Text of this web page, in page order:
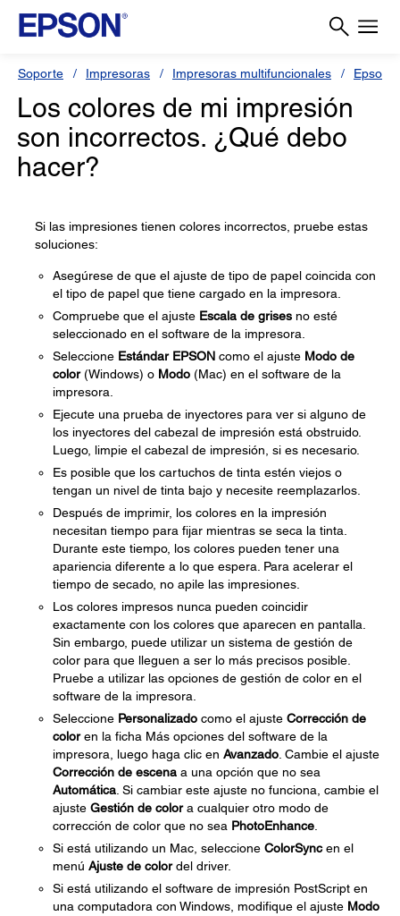
Soporte Impresoras Impresoras multifuncionales Epson
Los colores de mi impresión
son incorrectos. ¿Qué debo
hacer?
Si las impresiones tienen colores incorrectos, pruebe estas
soluciones:
Asegúrese de que el ajuste de tipo de papel coincida con
el tipo de papel que tiene cargado en la impresora.
Compruebe que el ajuste Escala de grises no esté
seleccionado en el software de la impresora.
Seleccione Estándar EPSON como el ajuste Modo de
color(Windows) o Modo (Mac) en el software de la
impresora.
Ejecute una prueba de inyectores para ver si alguno de
los inyectores del cabezal de impresión está obstruido.
Luego, limpie el cabezal de impresión, si es necesario.
Es posible que los cartuchos de tinta estén viejos o
tengan un nivel de tinta bajo y necesite reemplazarlos.
Después de imprimir, los colores en la impresión
necesitan tiempo para fijar mientras se seca la tinta.
Durante este tiempo, los colores pueden tener una
apariencia diferente a lo que espera. Para acelerar el
tiempo de secado, no apile las impresiones.
Los colores impresos nunca pueden coincidir
exactamente con los colores que aparecen en pantalla.
Sin embargo, puede utilizar un sistema de gestión de
color para que lleguen a ser lo más precisos posible.
Pruebe a utilizar las opciones de gestión de color en el
software de la impresora.
Seleccione Personalizado como el ajuste Corrección de
coloren la ficha Más opciones del software de la
impresora, luego haga clic en Avanzado . Cambie el ajuste
Corrección de escena a una opción que no sea
Automática . Si cambiar este ajuste no funciona, cambie el
ajuste Gestión de colora cualquier otro modo de
corrección de color que no sea PhotoEnhance
Si está utilizando un Mac, seleccione ColorSyncen el
menú Ajuste de colordel driver.
Si está utilizando el software de impresión PostScript en
una computadora con Windows, modifique el ajuste Modo